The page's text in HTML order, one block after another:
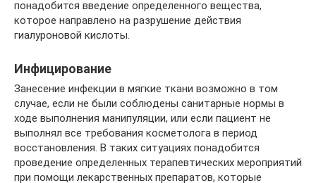
понадобится введение определенного вещества,
которое направлено на разрушение действия
гиалуроновой кислоты.
Инфицирование
Занесение инфекции в мягкие ткани возможно в том
случае, если не были соблюдены санитарные нормы в
ходе выполнения манипуляции, или если пациент не
выполнял все требования косметолога в период
восстановления. В таких ситуациях понадобится
проведение определенных терапевтических мероприятий
при помощи лекарственных препаратов, которые